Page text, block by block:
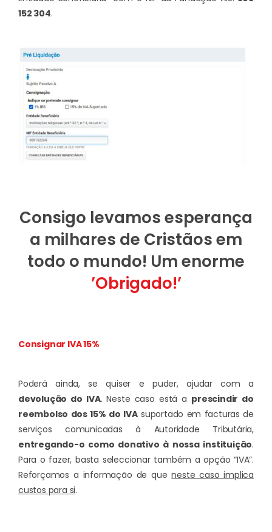
152 304.
Consigo levamos esperança
a milhares de Cristãos em
todo o mundo! Um enorme
’Obrigado!’
Consignar IVA 15%
Poderá ainda, se quiser e puder, ajudar com a
devolução do IVA. Neste caso está a prescindir do
reembolso dos 15% do IVAsuportado em facturas de
serviços comunicadas à Autoridade Tributária,
entregando-o como donativo à nossa instituição.
Para o fazer, basta seleccionar também a opção “IVA”.
Reforçamos a informação de queneste caso implica
custos para si.